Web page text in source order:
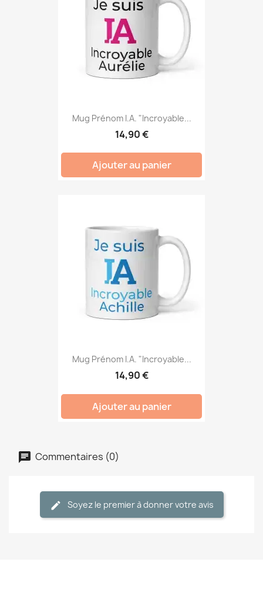
Mug Prénom I.A. "Incroyable...
14,90 €
Ajouter au panier
Mug Prénom I.A. "Incroyable...
14,90 €
Ajouter au panier
Commentaires (0)
Soyez le premier à donner votre avis